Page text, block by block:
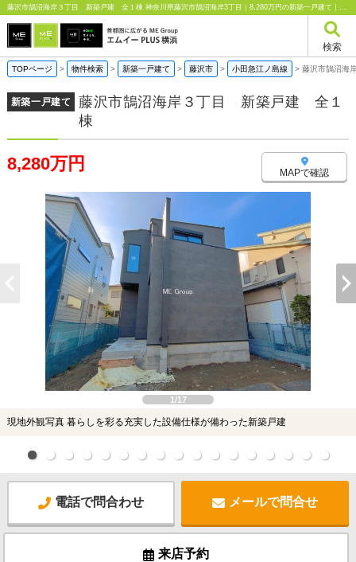
藤沢市鵠沼海岸３丁目 新築戸建 全１棟 神奈川県藤沢市鵠沼海岸3丁目｜8,280万円の新築一戸建て｜エムイーPLUS横浜
検索
TOPページ > 物件検索 > 新築一戸建て > 藤沢市 > 小田急江ノ島線 > 藤沢市鵠沼海
新築一戸建て
藤沢市鵠沼海岸３丁目 新築戸建 全１
棟
8,280万円 MAPで確認
1/17
現地外観写真 暮らしを彩る充実した設備仕様が備わった新築戸建
電話で問合わせ メールで問合せ
来店予約